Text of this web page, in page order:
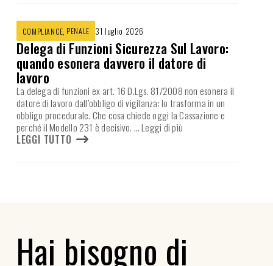
COMPLIANCE, PENALE 31 luglio 2026
Delega di Funzioni Sicurezza Sul Lavoro:
quando esonera davvero il datore di
lavoro
La delega di funzioni ex art. 16 D.Lgs. 81/2008 non esonera il
datore di lavoro dall’obbligo di vigilanza: lo trasforma in un
obbligo procedurale. Che cosa chiede oggi la Cassazione e
perché il Modello 231 è decisivo. … Leggi di più
LEGGI TUTTO
Hai bisogno di